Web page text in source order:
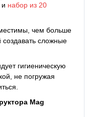
и набор из 20
чем больше
сложные
гигиеническую
не погружая
Mag